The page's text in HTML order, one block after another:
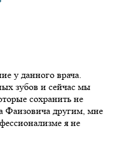
у данного врача.
зубов и сейчас мы
сохранить не
Фаизовича другим, мне
я не